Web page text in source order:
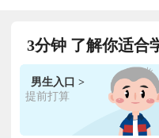
3分钟 了解你适合
男生入口 >
提前打算
王** 金典总厨专业
金鼎大厨专业